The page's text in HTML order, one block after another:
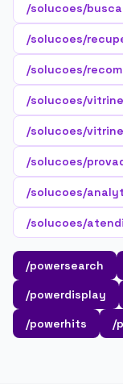
/solucoes/
/solucoes/
/solucoes/
/solucoes/
/solucoes/
/solucoes/
/solucoes/
/solucoes/
/powersearch
/powerdisplay
/powerhits
/